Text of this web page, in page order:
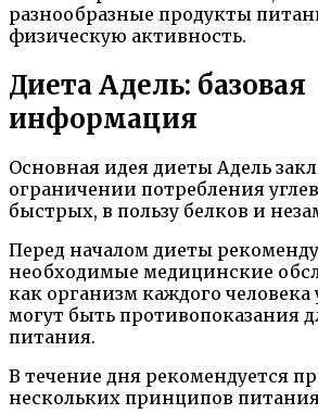
разнообразные продукты
физическую активность.
Диета Адель: базовая
информация
Основная идея диеты Адель
ограничении потребления
быстрых, в пользу белков и
Перед началом диеты
необходимые медицинские
как организм каждого человека
могут быть противопоказания
питания.
В течение дня рекомендуется
нескольких принципов